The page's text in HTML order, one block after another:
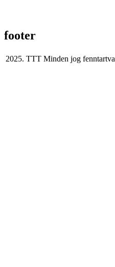
footer
2025. TTT Minden jog fenntartva